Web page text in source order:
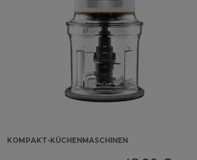
KOMPAKT-KÜCHENMASCHINEN